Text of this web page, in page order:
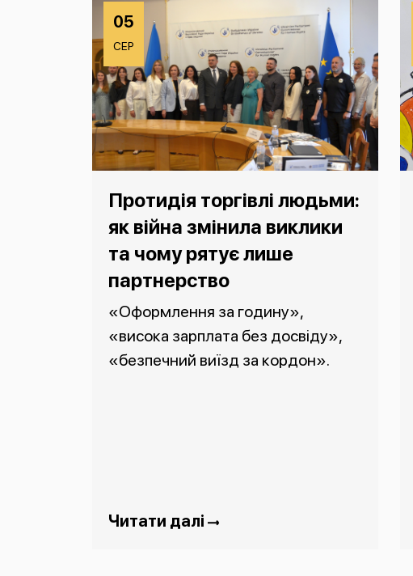
05
СЕР
Протидія торгівлі людьми:
як війна змінила виклики
та чому рятує лише
партнерство
«Оформлення за годину»,
«висока зарплата без досвіду»,
«безпечний виїзд за кордон».
Читати далі